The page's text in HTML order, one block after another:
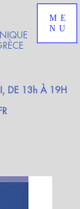
ME
NU
DE 13h À 19H